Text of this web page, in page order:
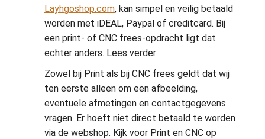
Layhgoshop.com, kan simpel en veilig betaald
worden met iDEAL, Paypal of creditcard. Bij
een print- of CNC frees-opdracht ligt dat
echter anders. Lees verder:
Zowel bij Print als bij CNC frees geldt dat wij
ten eerste alleen om een afbeelding,
eventuele afmetingen en contactgegevens
vragen. Er hoeft niet direct betaald te worden
via de webshop. Kijk voor Print en CNC op